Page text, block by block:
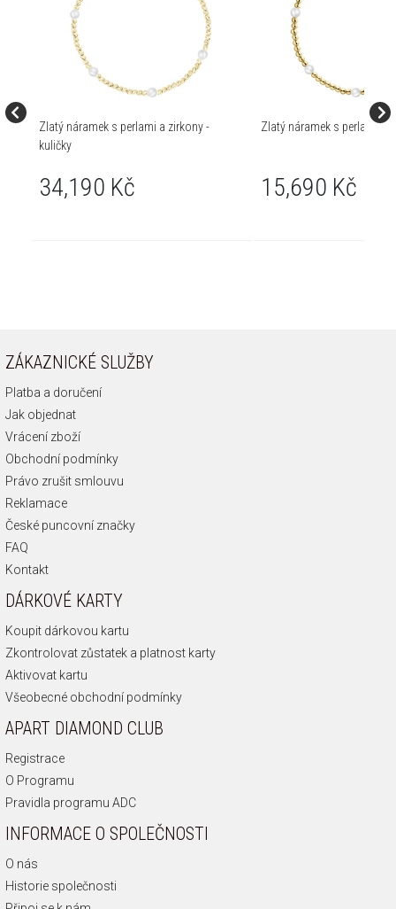
Zlatý náramek s perlami a zirkony -
kuličky
34,190 Kč
Zlatý náramek s perlami -
15,690 Kč
ZÁKAZNICKÉ SLUŽBY
Platba a doručení
Jak objednat
Vrácení zboží
Obchodní podmínky
Právo zrušit smlouvu
Reklamace
České puncovní značky
FAQ
Kontakt
DÁRKOVÉ KARTY
Koupit dárkovou kartu
Zkontrolovat zůstatek a platnost karty
Aktivovat kartu
Všeobecné obchodní podmínky
APART DIAMOND CLUB
Registrace
O Programu
Pravidla programu ADC
INFORMACE O SPOLEČNOSTI
O nás
Historie společnosti